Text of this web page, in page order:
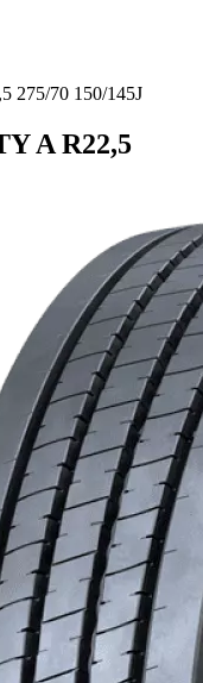
275/70 150/145J
A R22,5